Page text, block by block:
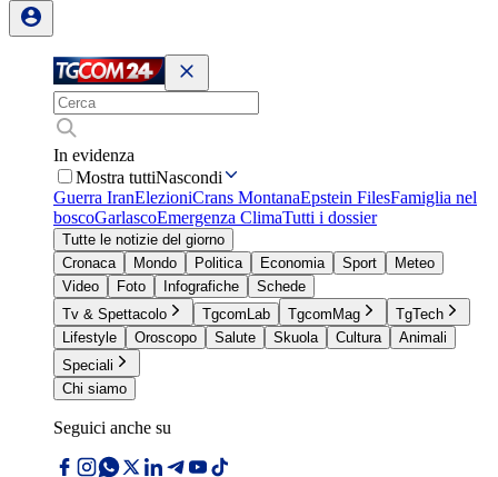
In evidenza
Mostra tuttiNascondi
Guerra IranElezioniCrans MontanaEpstein FilesFamiglia nel
boscoGarlascoEmergenza ClimaTutti i dossier
Tutte le notizie del giorno
Cronaca
Mondo Politica Economia Sport
Meteo
Video
Foto Infografiche
Schede
Tv & Spettacolo
TgcomLab TgcomMag
TgTech
Lifestyle
Oroscopo Salute Skuola Cultura
Animali
Speciali
Chi siamo
Seguici anche su